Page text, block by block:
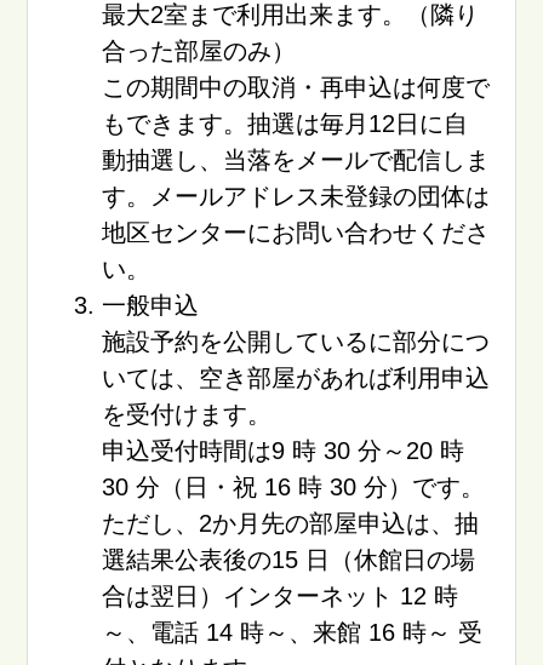
最大2室まで利用出来ます。（隣り
合った部屋のみ）
この期間中の取消・再申込は何度で
もできます。抽選は毎月12日に自
動抽選し、当落をメールで配信しま
す。メールアドレス未登録の団体は
地区センターにお問い合わせくださ
い。
一般申込
施設予約を公開しているに部分につ
いては、空き部屋があれば利用申込
を受付けます。
申込受付時間は9 時 30 分～20 時
30 分（日・祝 16 時 30 分）です。
ただし、2か月先の部屋申込は、抽
選結果公表後の15 日（休館日の場
合は翌日）インターネット 12 時
～、電話 14 時～、来館 16 時～ 受